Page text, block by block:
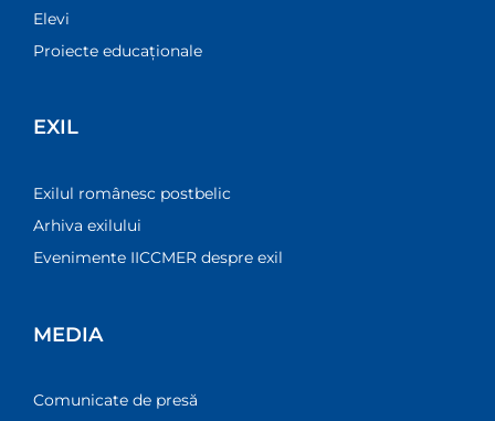
Elevi
Proiecte educaționale
EXIL
Exilul românesc postbelic
Arhiva exilului
Evenimente IICCMER despre exil
MEDIA
Comunicate de presă